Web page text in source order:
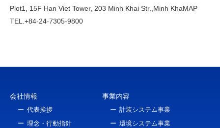
Plot1, 15F Han Viet Tower, 203 Minh Khai Str., Minh KhaMAP
TEL.+84-24-7305-9800
会社情報
代表挨拶
理念・行動指針
事業内容
計装システム事業
環境システム事業